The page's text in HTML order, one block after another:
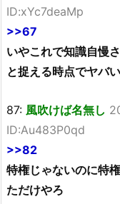
ID:xYc7deaMp
>>67
いやこれで知識自慢
と捉える時点でヤバ
87: 風吹けば名無し
ID:Au483P0qd
>>82
特権じゃないのに特
ただけやろ